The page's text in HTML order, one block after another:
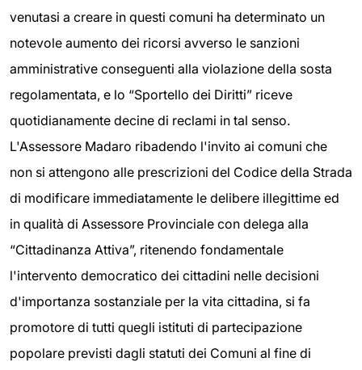
venutasi a creare in questi comuni ha determinato un
notevole aumento dei ricorsi avverso le sanzioni
amministrative conseguenti alla violazione della sosta
regolamentata, e lo “Sportello dei Diritti” riceve
quotidianamente decine di reclami in tal senso.
L'Assessore Madaro ribadendo l'invito ai comuni che
non si attengono alle prescrizioni del Codice della Strada
di modificare immediatamente le delibere illegittime ed
in qualità di Assessore Provinciale con delega alla
“Cittadinanza Attiva”, ritenendo fondamentale
l'intervento democratico dei cittadini nelle decisioni
d'importanza sostanziale per la vita cittadina, si fa
promotore di tutti quegli istituti di partecipazione
popolare previsti dagli statuti dei Comuni al fine di